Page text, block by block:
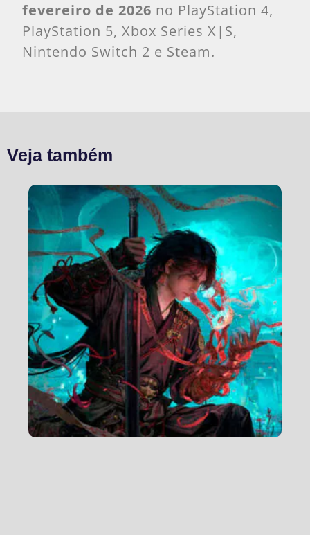
fevereiro de 2026 no PlayStation 4,
PlayStation 5, Xbox Series X|S,
Nintendo Switch 2 e Steam.
Veja também